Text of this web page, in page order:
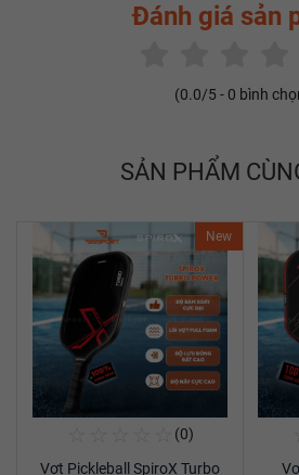
Đánh giá sản
(0.0/5 - 0 bình
SẢN PHẨM
New
(0)
Vợt Pickleball SpiroX Turbo